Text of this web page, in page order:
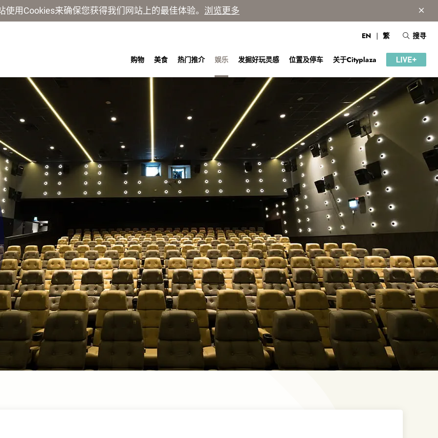
使用Cookies来确保您获得我们网站上的最佳体验。 浏览更多
购物 美食 热门推介 娱乐 发掘好玩灵感 位置及停车 关于Cityplaza
EN 繁 搜寻